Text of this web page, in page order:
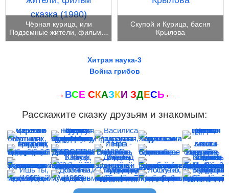
Чёрная курица, или
Подземные жители, фильм…
Скупой и Курица, басня
Крылова
Хитрая наука-3
Война грибов
→ ВСЕ СКАЗКИ ЗДЕСЬ ←
Расскажите сказку друзьям и знакомым: